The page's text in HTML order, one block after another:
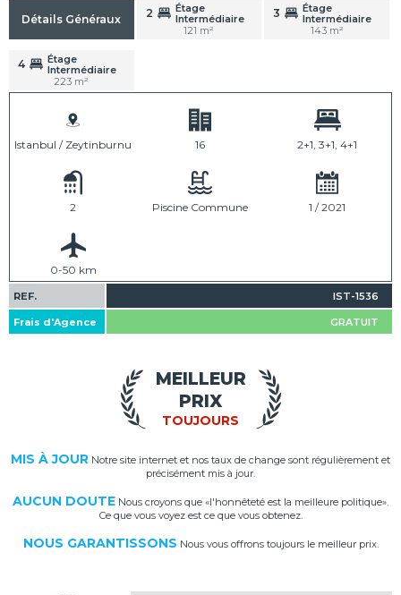
Détails Généraux 2
Étage
Intermédiaire
121 m²
3
Étage
Intermédiaire
143 m²
4
Étage
Intermédiaire
223 m²
Istanbul / Zeytinburnu 16 2+1, 3+1, 4+1
2 Piscine Commune 1 / 2021
0-50 km
REF. IST-1536
Frais d'Agence GRATUIT
TOUJOURS
MEILLEUR
PRIX
MIS À JOUR Notre site internet et nos taux de change sont régulièrement et
précisément mis à jour.
AUCUN DOUTE Nous croyons que «l'honnêteté est la meilleure politique».
Ce que vous voyez est ce que vous obtenez.
NOUS GARANTISSONS Nous vous offrons toujours le meilleur prix.